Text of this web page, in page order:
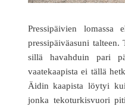
Pressipäivien lomassa
pressipäiväasuni
sillä havahduin pari
vaatekaapista ei tällä
Äidin kaapista löytyi
jonka tekoturkisvuori